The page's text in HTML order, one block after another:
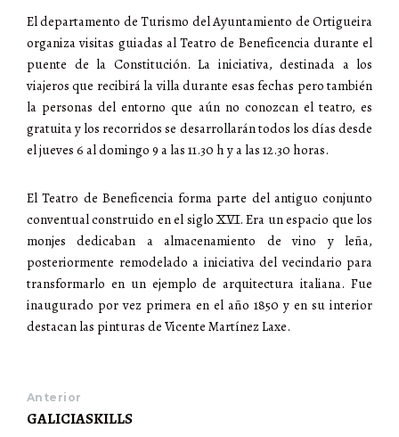
El departamento de Turismo del Ayuntamiento de Ortigueira
organiza visitas guiadas al Teatro de Beneficencia durante el
puente de la Constitución. La iniciativa, destinada a los
viajeros que recibirá la villa durante esas fechas pero también
la personas del entorno que aún no conozcan el teatro, es
gratuita y los recorridos se desarrollarán todos los días desde
el jueves 6 al domingo 9 a las 11.30 h y a las 12.30 horas.
El Teatro de Beneficencia forma parte del antiguo conjunto
conventual construido en el siglo XVI. Era un espacio que los
monjes dedicaban a almacenamiento de vino y leña,
posteriormente remodelado a iniciativa del vecindario para
transformarlo en un ejemplo de arquitectura italiana. Fue
inaugurado por vez primera en el año 1850 y en su interior
destacan las pinturas de Vicente Martínez Laxe.
Anterior
GALICIASKILLS